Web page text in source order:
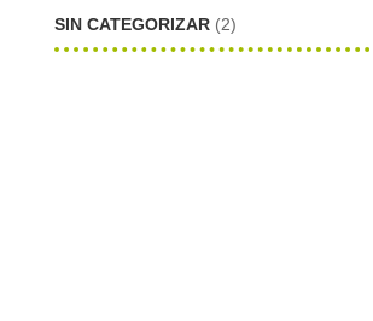
SIN CATEGORIZAR (2)